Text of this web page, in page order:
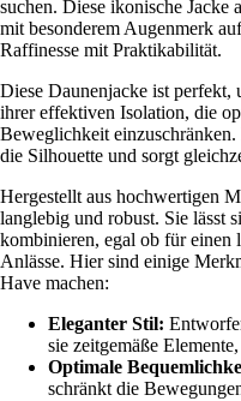
suchen. Diese ikonische
mit besonderem Augenmerk
Raffinesse mit Praktikabilität.
Diese Daunenjacke ist perfekt,
ihrer effektiven Isolation, die
Beweglichkeit
die Silhouette und sorgt
Hergestellt aus hochwertigen
langlebig und robust. Sie lässt
kombinieren, egal ob für einen
Anlässe. Hier sind einige
Have machen:
Eleganter Stil:
sie zeitgemäße
Optimale
schränkt die